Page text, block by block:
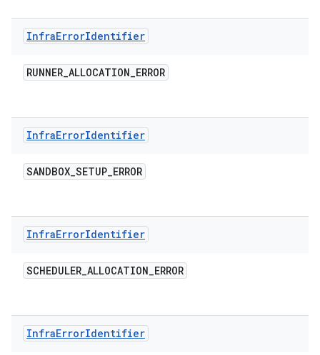
InfraErrorIdentifier
RUNNER_ALLOCATION_ERROR
InfraErrorIdentifier
SANDBOX_SETUP_ERROR
InfraErrorIdentifier
SCHEDULER_ALLOCATION_ERROR
InfraErrorIdentifier